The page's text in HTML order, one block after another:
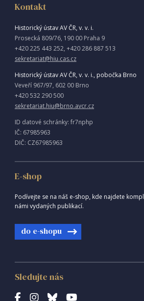
Kontakt
Historický ústav AV ČR, v. v. i.
Prosecká 809/76, 190 00 Praha 9
+420 225 443 252, +420 286 887 513
sekretariat@hiu.cas.cz
Historický ústav AV ČR, v. v. i., pobočka Brno
Veveří 967/97, 602 00 Brno
+420 532 290 500
sekretariat.hiu@brno.avcr.cz
ID datové schránky: fr7nphp
IČ: 67985963
DIČ: CZ67985963
E-shop
Podívejte se na náš e-shop, kde najdete
námi vydaných publikací.
do e-shopu
Sledujte nás